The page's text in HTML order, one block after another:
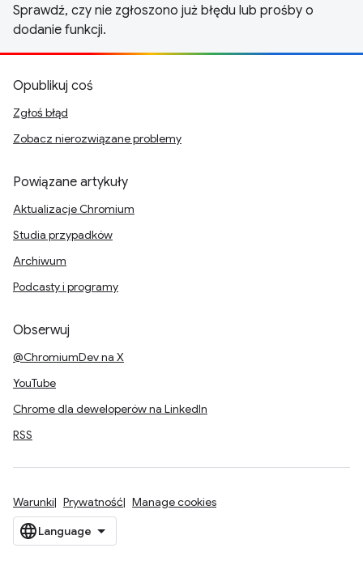
Sprawdź, czy nie zgłoszono już błędu lub prośby o
dodanie funkcji.
Opublikuj coś
Zgłoś błąd
Zobacz nierozwiązane problemy
Powiązane artykuły
Aktualizacje Chromium
Studia przypadków
Archiwum
Podcasty i programy
Obserwuj
@ChromiumDev na X
YouTube
Chrome dla deweloperów na LinkedIn
RSS
Warunki Prywatność Manage cookies